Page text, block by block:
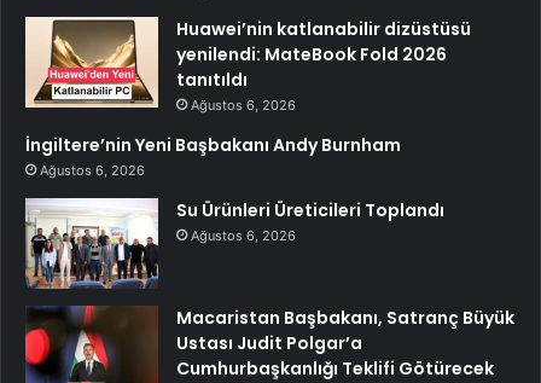
Huawei’nin katlanabilir dizüstüsü
yenilendi: MateBook Fold 2026
tanıtıldı
Ağustos 6, 2026
İngiltere’nin Yeni Başbakanı Andy Burnham
Ağustos 6, 2026
Su Ürünleri Üreticileri Toplandı
Ağustos 6, 2026
Macaristan Başbakanı, Satranç Büyük
Ustası Judit Polgar’a
Cumhurbaşkanlığı Teklifi Götürecek